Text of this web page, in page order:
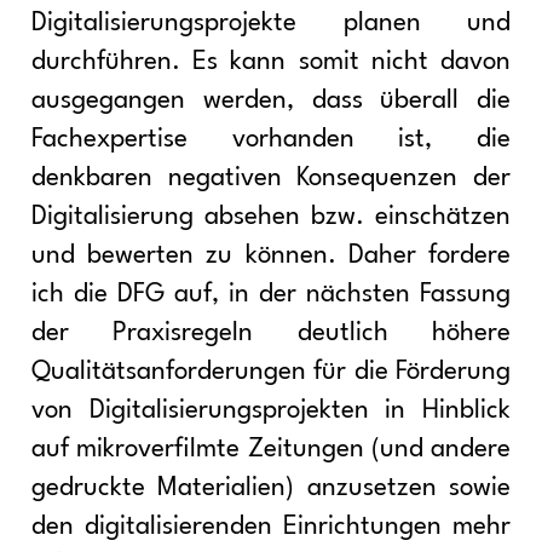
Digitalisierungsprojekte planen und
durchführen. Es kann somit nicht davon
ausgegangen werden, dass überall die
Fachexpertise vorhanden ist, die
denkbaren negativen Konsequenzen der
Digitalisierung absehen bzw. einschätzen
und bewerten zu können. Daher fordere
ich die DFG auf, in der nächsten Fassung
der Praxisregeln deutlich höhere
Qualitätsanforderungen für die Förderung
von Digitalisierungsprojekten in Hinblick
auf mikroverfilmte Zeitungen (und andere
gedruckte Materialien) anzusetzen sowie
den digitalisierenden Einrichtungen mehr